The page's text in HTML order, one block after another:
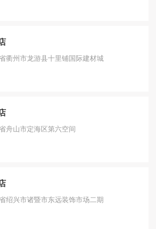
衢州市龙游县十里铺国际建材城
舟山市定海区第六空间
绍兴市诸暨市东远装饰市场二期